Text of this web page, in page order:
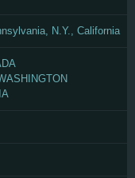
N.Y., California